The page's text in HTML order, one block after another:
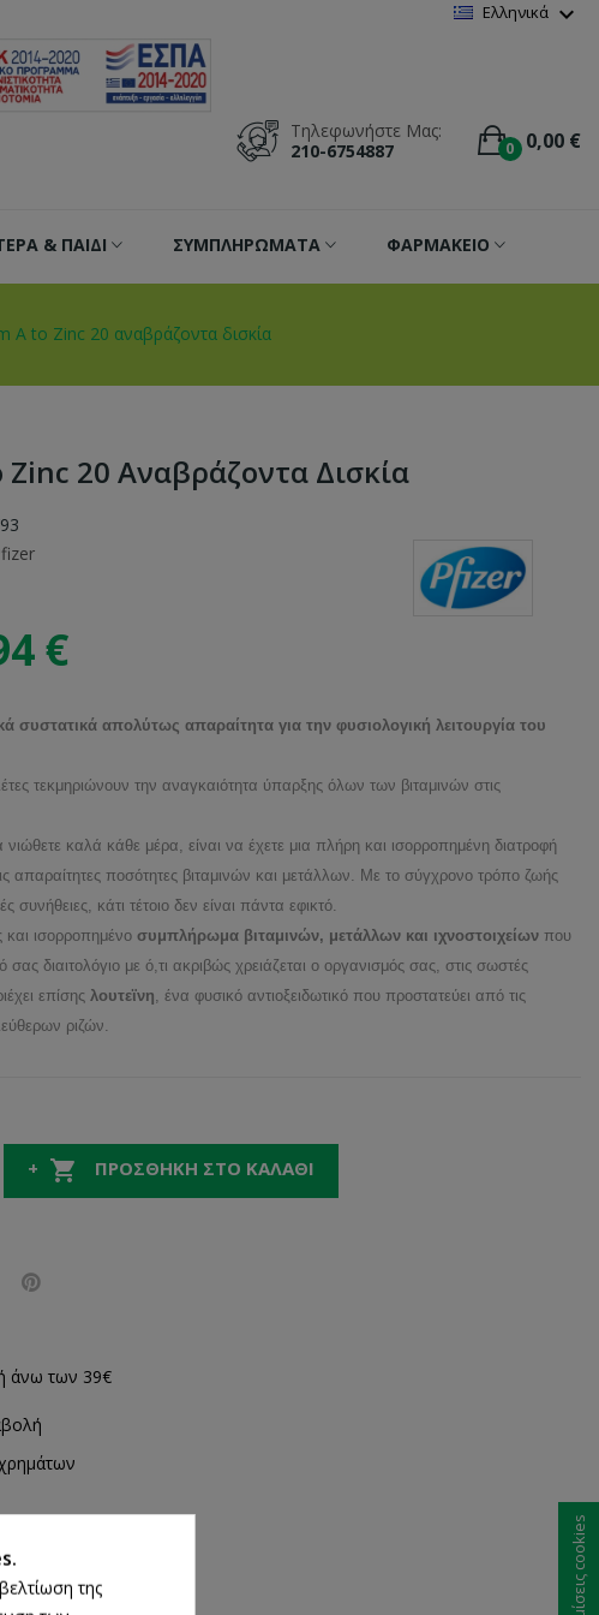
Ελληνικά expand_more
0 0,00 €
Τηλεφωνήστε Μας:
210-6754887
& ΠΑΙΔΙ ΣΥΜΠΛΗΡΩΜΑΤΑ ΦΑΡΜΑΚΕΙΟ
A to Zinc 20 αναβράζοντα δισκία
20 Αναβράζοντα Δισκία
€
συστατικά απολύτως απαραίτητα για την φυσιολογική λειτουργία του
τεκμηριώνουν την αναγκαιότητα ύπαρξης όλων των βιταμινών στις
καλά κάθε μέρα, είναι να έχετε μια πλήρη και ισορροπημένη διατροφή
απαραίτητες ποσότητες βιταμινών και μετάλλων. Με το σύγχρονο τρόπο ζωής
συνήθειες, κάτι τέτοιο δεν είναι πάντα εφικτό.
και ισορροπημένο συμπλήρωμα βιταμινών, μετάλλων και ιχνοστοιχείων που
διαιτολόγιο με ό,τι ακριβώς χρειάζεται ο οργανισμός σας, στις σωστές
επίσης λουτεϊνη , ένα φυσικό αντιοξειδωτικό που προστατεύει από τις
ριζών.
 ΠΡΟΣΘΉΚΗ ΣΤΟ ΚΑΛΆΘΙ
άνω των 39€
της
Ρυθμίσεις cookies